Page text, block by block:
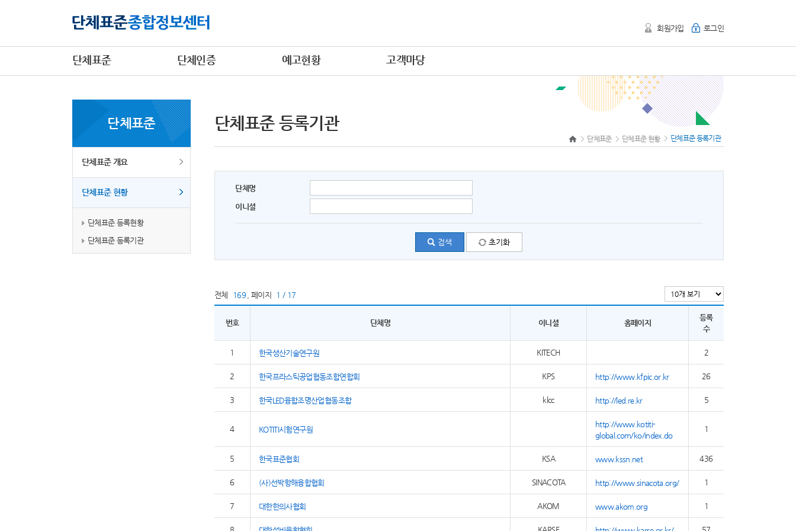
회원가입 로그인
단체표준 단체인증 예고현황 고객마당
단체표준
단체표준 개요
단체표준 현황
단체표준 등록현황
단체표준 등록기관
단체표준 등록기관
단체표준 단체표준 현황 단체표준 등록기관
단체명
이니셜
전체 169 페이지 1 / 17
번호 단체명 이니셜 홈페이지
등록
수
1 한국생산기술연구원 KITECH 2
2 한국프라스틱공업협동조합연합회 KPS http://www.kfpic.or.kr 26
3 한국LED융합조명산업협동조합 klcc http://led.re.kr 5
4 KOTITI시험연구원
http://www.kotiti-
global.com/ko/index.do
1
5 한국표준협회 KSA www.kssn.net 436
6 (사)선박항해융합협회 SINACOTA http://www.sinacota.org/ 1
7 대한한의사협회 AKOM www.akom.org 1